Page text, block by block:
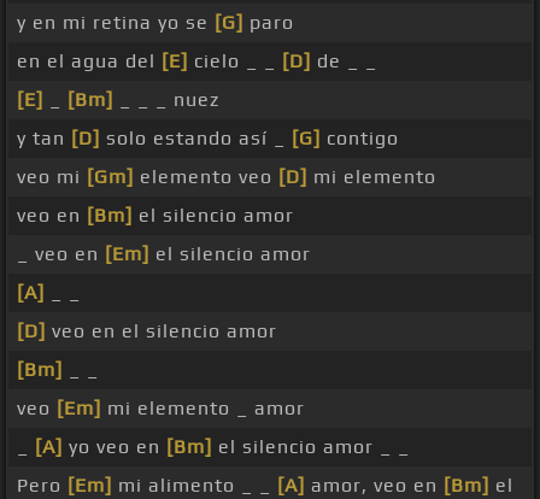
y en mi retina yo se [G] paro
en el agua del [E] cielo _ _ [D] de _ _
[E]
[Bm]
_ _ _ nuez
y tan [D] solo estando así _ [G] contigo
veo mi [Gm] elemento veo [D] mi elemento
veo en [Bm] el silencio amor
_ veo en [Em] el silencio amor
[A]
[D] veo en el silencio amor
[Bm]
veo [Em] mi elemento _ amor
[A] yo veo en [Bm] el silencio amor _ _
Pero [Em] mi alimento _ _ [A] amor, veo en [Bm] el